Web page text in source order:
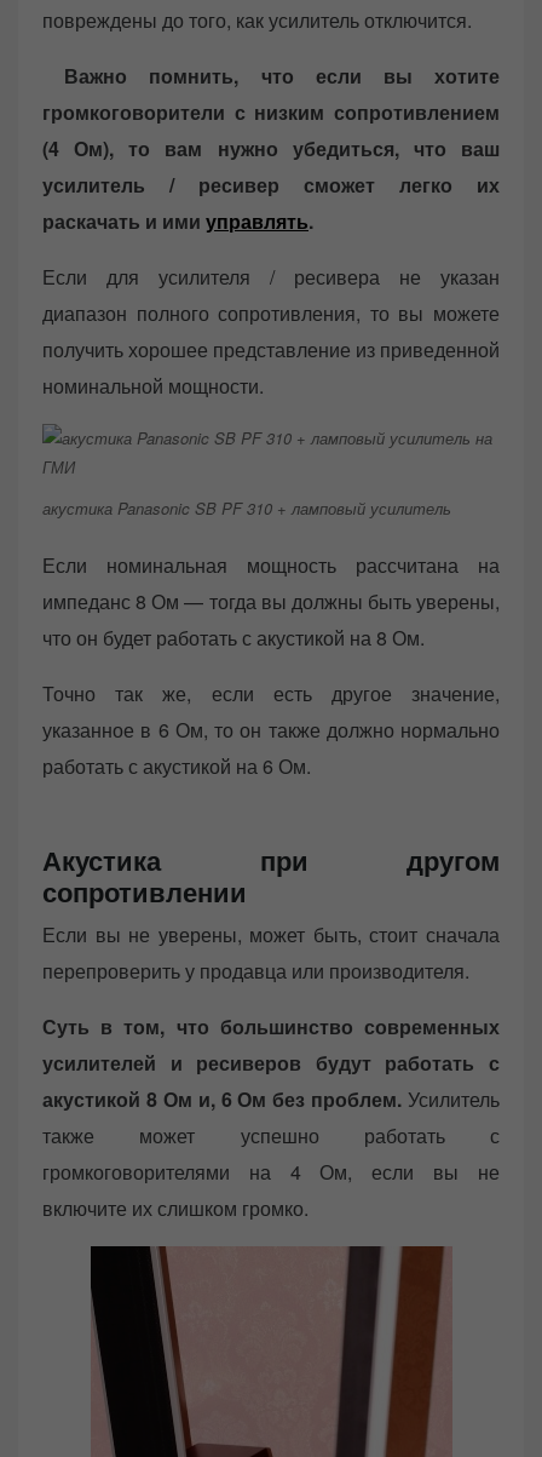
повреждены до того, как усилитель отключится.
Важно помнить, что если вы хотите
громкоговорители с низким сопротивлением
(4 Ом), то вам нужно убедиться, что ваш
усилитель / ресивер сможет легко их
раскачать и ими управлять.
Если для усилителя / ресивера не указан
диапазон полного сопротивления, то вы можете
получить хорошее представление из приведенной
номинальной мощности.
акустика Panasonic SB PF 310 + ламповый усилитель
Если номинальная мощность рассчитана на
импеданс 8 Ом — тогда вы должны быть уверены,
что он будет работать с акустикой на 8 Ом.
Точно так же, если есть другое значение,
указанное в 6 Ом, то он также должно нормально
работать с акустикой на 6 Ом.
Акустика при другом
сопротивлении
Если вы не уверены, может быть, стоит сначала
перепроверить у продавца или производителя.
Суть в том, что большинство современных
усилителей и ресиверов будут работать с
акустикой 8 Ом и, 6 Ом без проблем. Усилитель
также может успешно работать с
громкоговорителями на 4 Ом, если вы не
включите их слишком громко.